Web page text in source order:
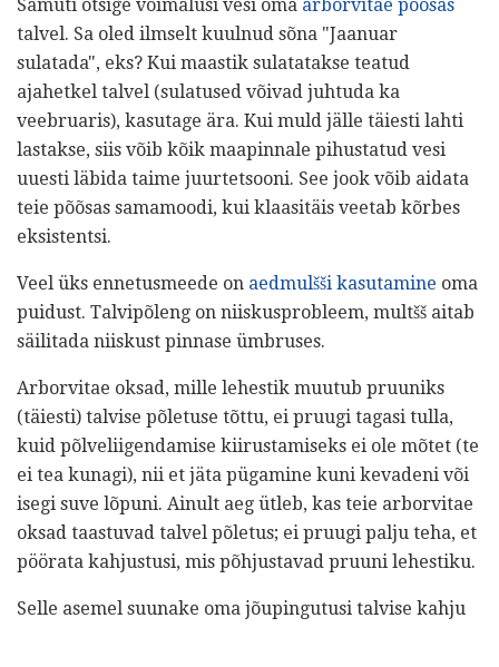
Samuti otsige võimalusi vesi oma arborvitae põõsas
talvel. Sa oled ilmselt kuulnud sõna "Jaanuar
sulatada", eks? Kui maastik sulatatakse teatud
ajahetkel talvel (sulatused võivad juhtuda ka
veebruaris), kasutage ära. Kui muld jälle täiesti lahti
lastakse, siis võib kõik maapinnale pihustatud vesi
uuesti läbida taime juurtetsooni. See jook võib aidata
teie põõsas samamoodi, kui klaasitäis veetab kõrbes
eksistentsi.
Veel üks ennetusmeede on aedmulšši kasutamine oma
puidust. Talvipõleng on niiskusprobleem, multšš aitab
säilitada niiskust pinnase ümbruses.
Arborvitae oksad, mille lehestik muutub pruuniks
(täiesti) talvise põletuse tõttu, ei pruugi tagasi tulla,
kuid põlveliigendamise kiirustamiseks ei ole mõtet (te
ei tea kunagi), nii et jäta pügamine kuni kevadeni või
isegi suve lõpuni. Ainult aeg ütleb, kas teie arborvitae
oksad taastuvad talvel põletus; ei pruugi palju teha, et
pöörata kahjustusi, mis põhjustavad pruuni lehestiku.
Selle asemel suunake oma jõupingutusi talvise kahju